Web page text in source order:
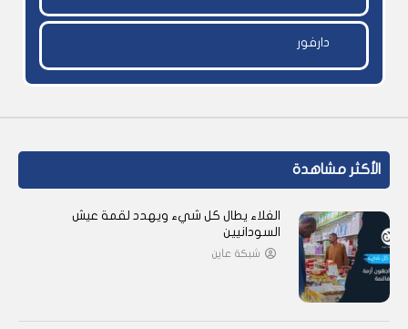
دارفور
الأكثر مشاهدة
الغلاء يطال كل شيء ويهدد لقمة عيش
السودانيين
شبكة عاين